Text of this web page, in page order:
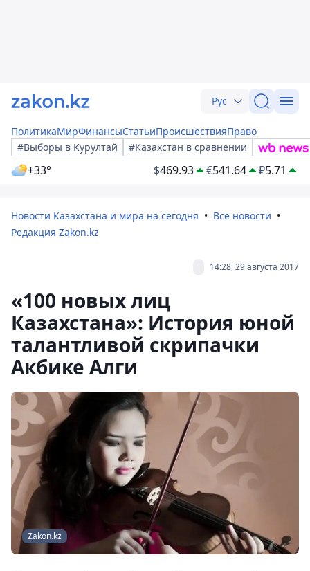
Рус
ПолитикаМирФинансыСтатьиПроисшествияПраво
#Выборы в Курултай
#Казахстан в сравнении
+33° $469.93 €541.64 ₽5.71
Новости Казахстана и мира на сегодня
Все новости
Редакция Zakon.kz
14:28, 29 августа 2017
«100 новых лиц
Казахстана»: История юной
талантливой скрипачки
Акбике Алги
Zakon.kz